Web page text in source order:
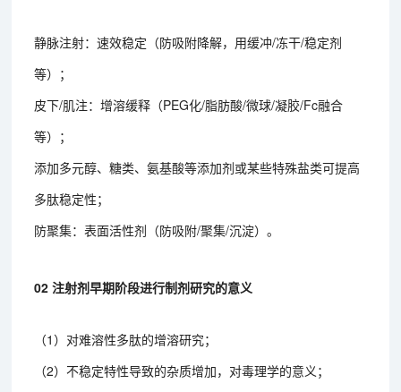
静脉注射：速效稳定（防吸附降解，用缓冲/冻干/稳定剂
等）；
皮下/肌注：增溶缓释（PEG化/脂肪酸/微球/凝胶/Fc融合
等）；
添加多元醇、糖类、氨基酸等添加剂或某些特殊盐类可提高
多肽稳定性；
防聚集：表面活性剂（防吸附/聚集/沉淀）。
02 注射剂早期阶段进行制剂研究的意义
（1）对难溶性多肽的增溶研究；
（2）不稳定特性导致的杂质增加，对毒理学的意义；